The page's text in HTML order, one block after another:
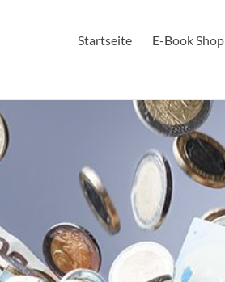
Startseite E-Book Shop